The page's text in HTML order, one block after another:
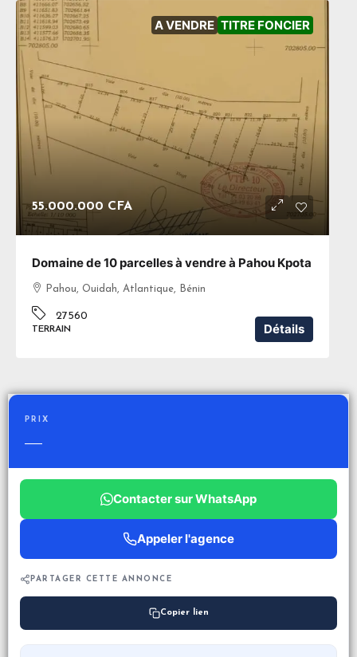
A VENDRE TITRE FONCIER
55.000.000 CFA
Domaine de 10 parcelles à vendre à Pahou Kpota
Pahou, Ouidah, Atlantique, Bénin
27560
TERRAIN Détails
PRIX
—
Contacter sur WhatsApp
Appeler l'agence
PARTAGER CETTE ANNONCE
Copier lien